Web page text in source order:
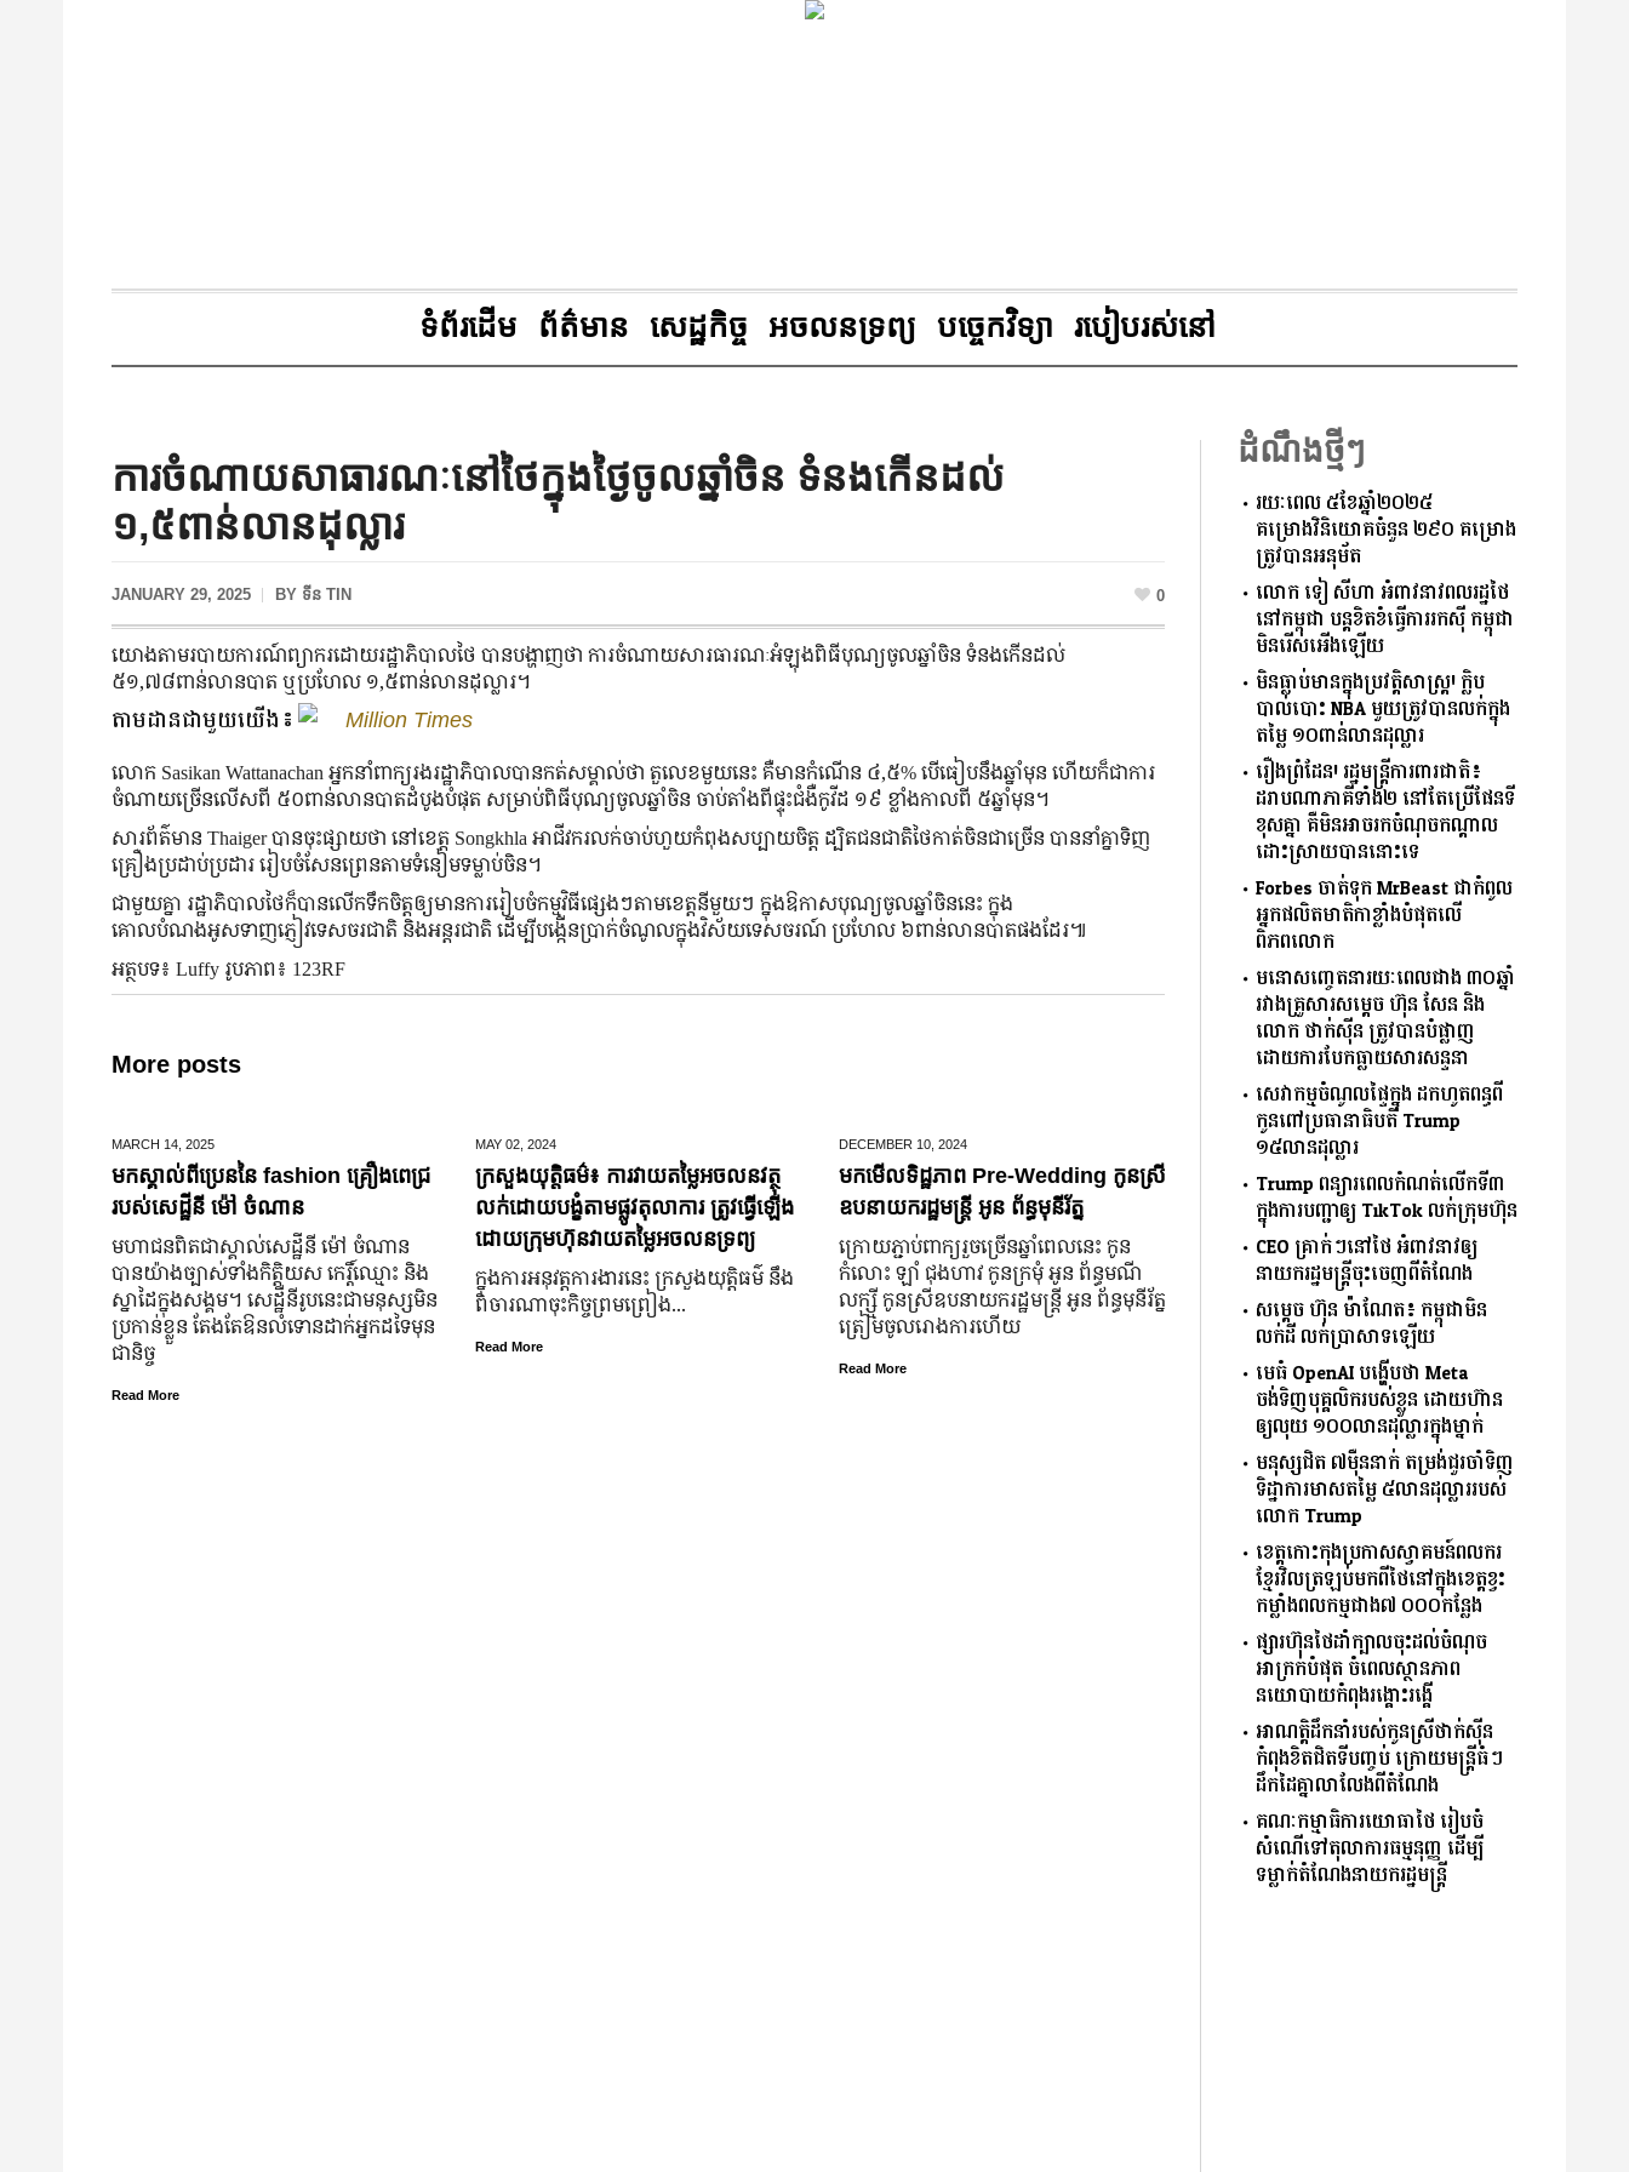
ទំព័រដើម ព័ត៌មាន សេដ្ឋកិច្ច អចលនទ្រព្យ បច្ចេកវិទ្យា របៀបរស់នៅ
ការចំណាយសាធារណៈនៅថៃក្នុងថ្ងៃចូលឆ្នាំចិន ទំនងកើនដល់
១,៥ពាន់លានដុល្លារ
JANUARY 29, 2025 BY ទីន TIN 0
យោងតាមរបាយការណ៍ព្យាករដោយរដ្ឋាភិបាលថៃ បានបង្ហាញថា ការចំណាយសារធារណៈអំឡុងពិធីបុណ្យចូលឆ្នាំចិន ទំនងកើនដល់
៥១,៧៨ពាន់លានបាត ឬប្រហែល ១,៥ពាន់លានដុល្លារ។
តាមដានជាមួយយើង៖ Million Times
លោក Sasikan Wattanachan អ្នកនាំពាក្យរងរដ្ឋាភិបាលបានកត់សម្គាល់ថា តួលេខមួយនេះ គឺមានកំណើន ៤,៥% បើធៀបនឹងឆ្នាំមុន ហើយក៏ជាការ
ចំណាយច្រើនលើសពី ៥០ពាន់លានបាតដំបូងបំផុត សម្រាប់ពិធីបុណ្យចូលឆ្នាំចិន ចាប់តាំងពីផ្ទុះជំងឺកូវីដ ១៩ ខ្លាំងកាលពី ៥ឆ្នាំមុន។
សារព័ត៌មាន Thaiger បានចុះផ្សាយថា នៅខេត្ត Songkhla អាជីវករលក់ចាប់ហួយកំពុងសប្បាយចិត្ត ដ្បិតជនជាតិថៃកាត់ចិនជាច្រើន បាននាំគ្នាទិញ
គ្រឿងប្រដាប់ប្រដារ រៀបចំសែនព្រេនតាមទំនៀមទម្លាប់ចិន។
ជាមួយគ្នា រដ្ឋាភិបាលថៃក៏បានលើកទឹកចិត្តឲ្យមានការរៀបចំកម្មវិធីផ្សេងៗតាមខេត្តនីមួយៗ ក្នុងឱកាសបុណ្យចូលឆ្នាំចិននេះ ក្នុង
គោលបំណងអូសទាញភ្ញៀវទេសចរជាតិ និងអន្តរជាតិ ដើម្បីបង្កើនប្រាក់ចំណូលក្នុងវិស័យទេសចរណ៍ ប្រហែល ៦ពាន់លានបាតផងដែរ៕
អត្ថបទ៖ Luffy រូបភាព៖ 123RF
More posts
MARCH 14, 2025
មកស្គាល់ពីប្រេននៃ​ fashion គ្រឿងពេជ្រ
របស់សេដ្ឋីនី ម៉ៅ ចំណាន
មហាជន​ពិតជា​ស្គាល់​សេដ្ឋី​នី ម៉ៅ ចំណាន
បាន​យ៉ាង​ច្បាស់​ទាំង​កិត្តិយស កេរ្តិ៍ឈ្មោះ និង​
ស្នាដៃ​ក្នុង​សង្គម។ សេដ្ឋី​នី​រូប​នេះ​ជា​មនុស្ស​មិន​
ប្រកាន់​ខ្លួន តែងតែ​ឱនលំទោន​ដាក់​អ្នក​ដទៃ​មុន​
ជានិច្ច
Read More
MAY 02, 2024
ក្រសួងយុត្តិធម៌៖ ការវាយតម្លៃអចលនវត្ថុ
លក់ដោយបង្ខំតាមផ្លូវតុលាការ ត្រូវធ្វើឡើង
ដោយក្រុមហ៊ុនវាយតម្លៃអចលនទ្រព្យ
ក្នុងការអនុវត្តការងារនេះ ក្រសួងយុត្តិធម៌ នឹង
ពិចារណាចុះកិច្ចព្រមព្រៀង...
Read More
DECEMBER 10, 2024
មកមើលទិដ្ឋភាព Pre-Wedding កូនស្រី
ឧបនាយករដ្ឋមន្រ្តី អូន ព័ន្ធមុនីរ័ត្ន
ក្រោយ​ភ្ជាប់​ពាក្យ​រួច​ច្រើន​ឆ្នាំ​ពេលនេះ កូន
កំលោះ ឡាំ ជុងហាវ កូនក្រមុំ អូន ព័ន្ធមណី
លក្ស្មី កូនស្រី​ឧបនាយករដ្ឋមន្ត្រី អូន ព័ន្ធមុនីរ័ត្ន
ត្រៀម​ចូល​រោងការ​ហើយ
Read More
ដំណឹងថ្មីៗ
រយៈពេល ៥ខែឆ្នាំ២០២៥
គម្រោងវិនិយោគចំនួន ២៩០ គម្រោង
ត្រូវបានអនុម័ត
លោក ទៀ សីហា អំពាវនាវពលរដ្ឋថៃ
នៅកម្ពុជា បន្តខិតខំធ្វើការរកសុី កម្ពុជា
មិនរើសអើងឡើយ
មិនធ្លាប់មានក្នុងប្រវត្តិសាស្ត្រ! ក្លិប
បាល់បោះ NBA មួយត្រូវបានលក់ក្នុង
តម្លៃ ១០ពាន់លានដុល្លារ
រឿងព្រំដែន! រដ្ឋមន្រ្តីការពារជាតិ៖
ដរាបណាភាគីទាំង២ នៅតែប្រើផែនទី
ខុសគ្នា គឺមិនអាចរកចំណុច​កណ្តាល​
ដោះស្រាយ​បាននោះទេ
Forbes ចាត់ទុក MrBeast ជាកំពូល
អ្នកផលិតមាតិកាខ្លាំងបំផុតលើ
ពិភពលោក
មនោសញ្ចេតនារយៈពេលជាង ៣០ឆ្នាំ
រវាងគ្រួសារសម្តេច ហ៊ុន សែន និង
លោក ថាក់ស៊ីន ត្រូវបានបំផ្លាញ
ដោយការបែកធ្លាយសារសន្ទនា
សេវាកម្មចំណូលផ្ទៃក្នុង ដកហូតពន្ធពី
កូនពៅប្រធានាធិបតី Trump
១៥លានដុល្លារ
Trump ពន្យារពេលកំណត់លើកទី៣
ក្នុងការបញ្ជាឲ្យ TikTok លក់ក្រុមហ៊ុន
CEO គ្រាក់ៗនៅថៃ អំពាវនាវឲ្យ
នាយករដ្ឋមន្ត្រីចុះចេញពីតំណែង
សម្ដេច ហ៊ុន ម៉ាណែត៖ កម្ពុជាមិន
លក់ដី លក់ប្រាសាទឡើយ
មេធំ OpenAI បង្ហើបថា Meta
ចង់ទិញបុគ្គលិករបស់ខ្លួន ដោយហ៊ាន
ឲ្យលុយ ១០០លានដុល្លារក្នុងម្នាក់
មនុស្សជិត ៧ម៉ឺននាក់ តម្រង់ជួរចាំទិញ
ទិដ្ឋាការមាសតម្លៃ ៥លានដុល្លាររបស់
លោក Trump
ខេត្តកោះកុងប្រកាសស្វាគមន៍ពលករ
ខ្មែរវិលត្រឡប់មកពីថៃនៅក្នុងខេត្តខ្វះ
កម្លាំងពលកម្មជាង៧ ០០០កន្លែង
ផ្សារហ៊ុនថៃដាំក្បាលចុះដល់ចំណុច
អាក្រក់បំផុត ចំពេលស្ថានភាព
នយោបាយកំពុងរង្គោះរង្គើ
អាណត្តិដឹកនាំរបស់កូនស្រីថាក់ស៊ីន
កំពុងខិតជិតទីបញ្ចប់ ក្រោយមន្ត្រីធំៗ
ដឹកដៃគ្នាលាលែងពីតំណែង
គណៈកម្មាធិការយោធាថៃ រៀបចំ
សំណើទៅតុលាការធម្មនុញ្ញ ដើម្បី
ទម្លាក់តំណែងនាយករដ្ឋមន្ត្រី